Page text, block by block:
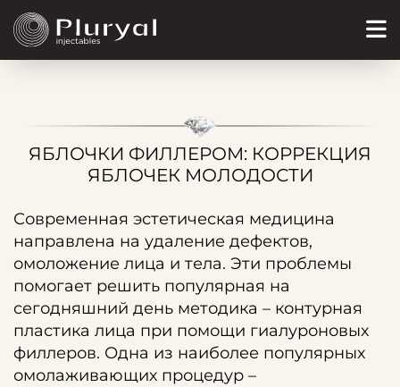
ЯБЛОЧКИ ФИЛЛЕРОМ: КОРРЕКЦИЯ
ЯБЛОЧЕК МОЛОДОСТИ
Современная эстетическая медицина
направлена на удаление дефектов,
омоложение лица и тела. Эти проблемы
помогает решить популярная на
сегодняшний день методика – контурная
пластика лица при помощи гиалуроновых
филлеров. Одна из наиболее популярных
омолаживающих процедур –